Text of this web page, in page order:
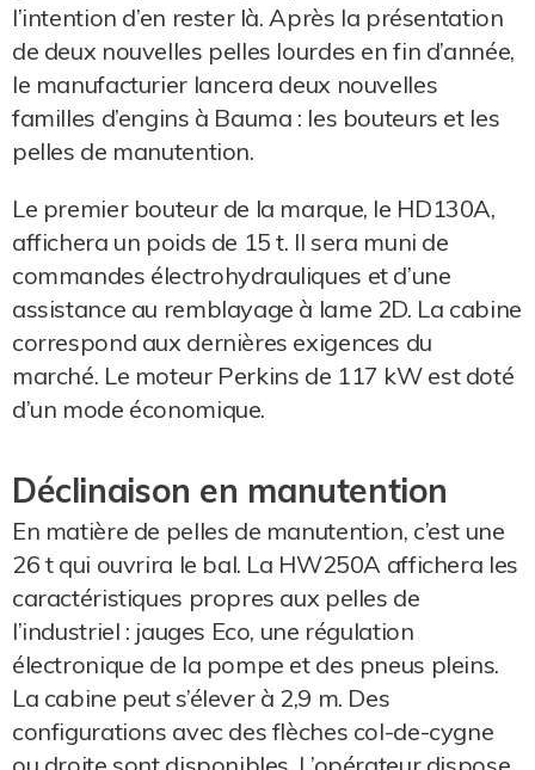
l’intention d’en rester là. Après la présentation
de deux nouvelles pelles lourdes en fin d’année,
le manufacturier lancera deux nouvelles
familles d’engins à Bauma : les bouteurs et les
pelles de manutention.
Le premier bouteur de la marque, le HD130A,
affichera un poids de 15 t. Il sera muni de
commandes électrohydrauliques et d’une
assistance au remblayage à lame 2D. La cabine
correspond aux dernières exigences du
marché. Le moteur Perkins de 117 kW est doté
d’un mode économique.
Déclinaison en manutention
En matière de pelles de manutention, c’est une
26 t qui ouvrira le bal. La HW250A affichera les
caractéristiques propres aux pelles de
l’industriel : jauges Eco, une régulation
électronique de la pompe et des pneus pleins.
La cabine peut s’élever à 2,9 m. Des
configurations avec des flèches col-de-cygne